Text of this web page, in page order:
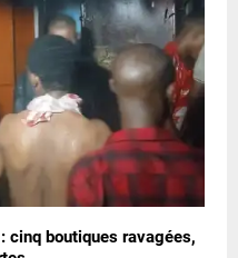
cinq boutiques ravagées,